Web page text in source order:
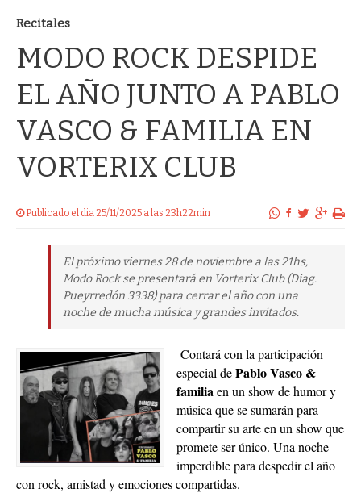
Recitales
MODO ROCK DESPIDE
EL AÑO JUNTO A PABLO
VASCO & FAMILIA EN
VORTERIX CLUB
Publicado el dia 25/11/2025 a las 23h22min
El próximo viernes 28 de noviembre a las 21hs,
Modo Rock se presentará en Vorterix Club (Diag.
Pueyrredón 3338) para cerrar el año con una
noche de mucha música y grandes invitados.
Contará con la participación
especial dePablo Vasco &
familiaen un show de humor y
música que se sumarán para
compartir su arte en un show que
promete ser único. Una noche
imperdible para despedir el año
con rock, amistad y emociones compartidas.